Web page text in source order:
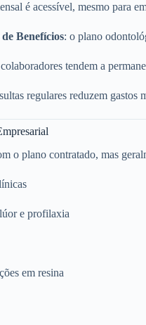
é acessível, mesmo para
Benefícios: o plano
tendem a
regulares reduzem gastos
o plano contratado, mas
e profilaxia
em resina